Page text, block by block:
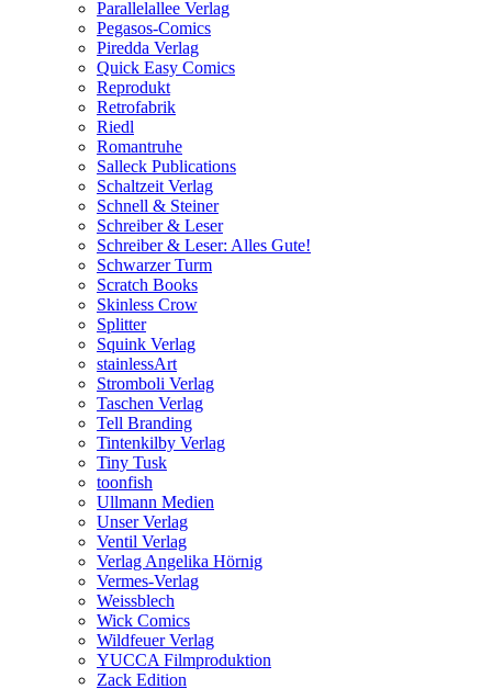
Parallelallee Verlag
Pegasos-Comics
Piredda Verlag
Quick Easy Comics
Reprodukt
Retrofabrik
Riedl
Romantruhe
Salleck Publications
Schaltzeit Verlag
Schnell & Steiner
Schreiber & Leser
Schreiber & Leser: Alles Gute!
Schwarzer Turm
Scratch Books
Skinless Crow
Splitter
Squink Verlag
stainlessArt
Stromboli Verlag
Taschen Verlag
Tell Branding
Tintenkilby Verlag
Tiny Tusk
toonfish
Ullmann Medien
Unser Verlag
Ventil Verlag
Verlag Angelika Hörnig
Vermes-Verlag
Weissblech
Wick Comics
Wildfeuer Verlag
YUCCA Filmproduktion
Zack Edition